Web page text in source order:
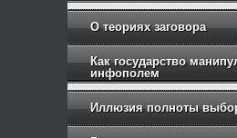
О теориях заговора
Как государство
инфополем
Иллюзия полноты